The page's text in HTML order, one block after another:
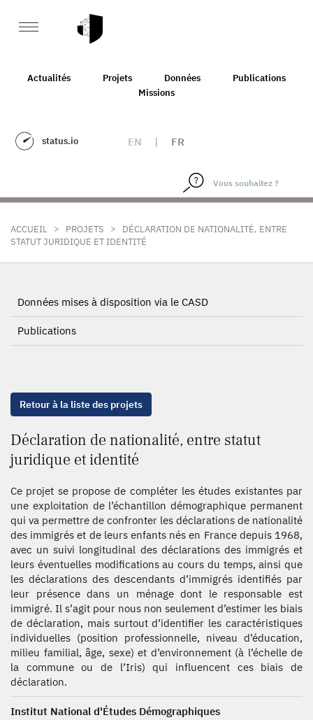
Actualités Projets Données
Publications
Missions
status.io EN | FR
ACCUEIL > PROJETS >
DÉCLARATION DE NATIONALITÉ, ENTRE
STATUT JURIDIQUE ET IDENTITÉ
Données mises à disposition via le CASD
Publications
Retour à la liste des projets
Déclaration de nationalité, entre statut
juridique et identité
Ce projet se propose de compléter les études existantes par
une exploitation de l’échantillon démographique permanent
qui va permettre de confronter les déclarations de nationalité
des immigrés et de leurs enfants nés en France depuis 1968,
avec un suivi longitudinal des déclarations des immigrés et
leurs éventuelles modifications au cours du temps, ainsi que
les déclarations des descendants d’immigrés identifiés par
leur présence dans un ménage dont le responsable est
immigré. Il s’agit pour nous non seulement d’estimer les biais
de déclaration, mais surtout d’identifier les caractéristiques
individuelles (position professionnelle, niveau d’éducation,
milieu familial, âge, sexe) et d’environnement (à l’échelle de
la commune ou de l’Iris) qui influencent ces biais de
déclaration.
Institut National d'Études Démographiques